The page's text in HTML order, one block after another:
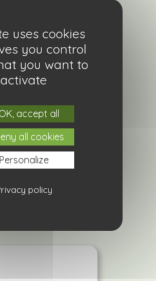
Japon Ruffled swan
19,90€
à ma liste de courses
uses cookies
you control
you want to
activate
accept all
all cookies
Personalize
policy